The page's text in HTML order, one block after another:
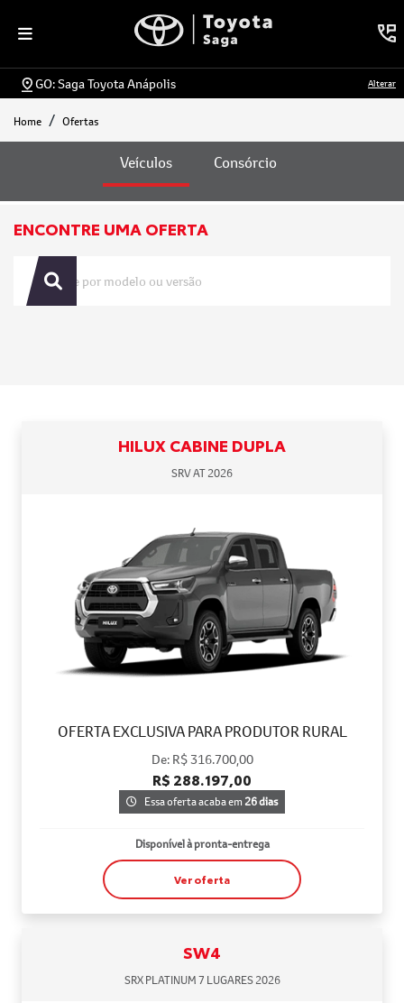
GO: Saga Toyota Anápolis Alterar
Home Ofertas
Veículos Consórcio
Ofertas
ENCONTRE UMA OFERTA
HILUX CABINE DUPLA
SRV AT 2026
OFERTA EXCLUSIVA PARA PRODUTOR RURAL
De: R$ 316.700,00
R$ 288.197,00
Essa oferta acaba em26 dias
Disponível à pronta-entrega
Ver oferta
SW4
SRX PLATINUM 7 LUGARES 2026